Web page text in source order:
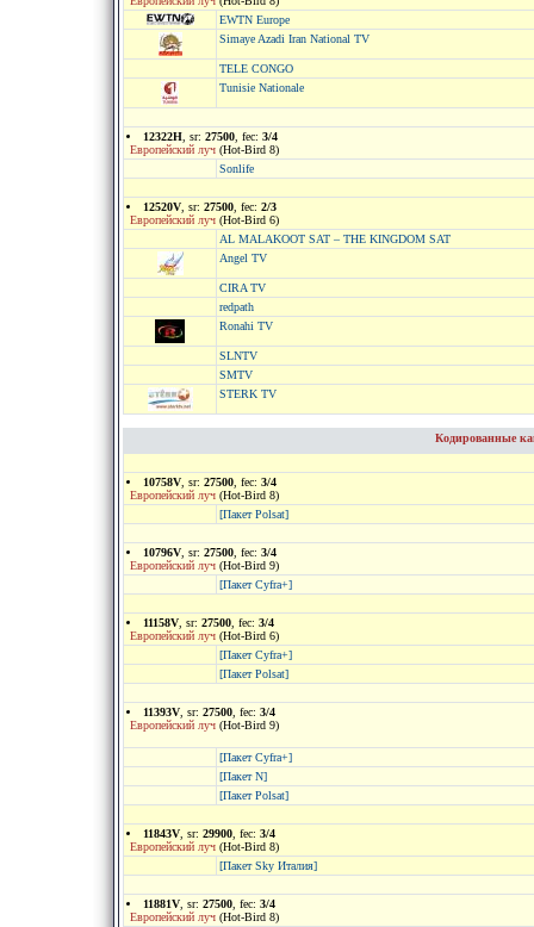
EWTN Europe
Simaye Azadi Iran National TV
TELE CONGO
Tunisie Nationale
12322H , sr: 27500 , fec: 3/4
Европейский луч (Hot-Bird 8)
Sonlife
12520V , sr: 27500 , fec: 2/3
Европейский луч (Hot-Bird 6)
AL MALAKOOT SAT – THE KINGDOM SAT
Angel TV
CIRA TV
redpath
Ronahi TV
SLNTV
SMTV
STERK TV
Кодированные
10758V , sr: 27500 , fec: 3/4
Европейский луч (Hot-Bird 8)
[Пакет Polsat]
10796V , sr: 27500 , fec: 3/4
Европейский луч (Hot-Bird 9)
[Пакет Cyfra+]
11158V , sr: 27500 , fec: 3/4
Европейский луч (Hot-Bird 6)
[Пакет Cyfra+]
[Пакет Polsat]
11393V , sr: 27500 , fec: 3/4
Европейский луч (Hot-Bird 9)
[Пакет Cyfra+]
[Пакет N]
[Пакет Polsat]
11843V , sr: 29900 , fec: 3/4
Европейский луч (Hot-Bird 8)
[Пакет Sky Италия]
11881V , sr: 27500 , fec: 3/4
Европейский луч (Hot-Bird 8)